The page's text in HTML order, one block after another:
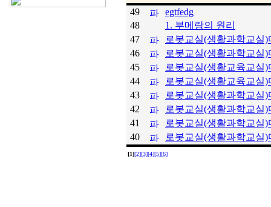
49
egtfedg
48
1. 부메랑의 원리
47
로봇교실(생활과학교실
46
로봇교실(생활과학교실
45
로봇교실(생활교육교실
44
로봇교실(생활교육교실
43
로봇교실(생활과학교실
42
로봇교실(생활과학교실
41
로봇교실(생활과학교실
40
로봇교실(생활과학교실
[1][2][3][4][5][6]